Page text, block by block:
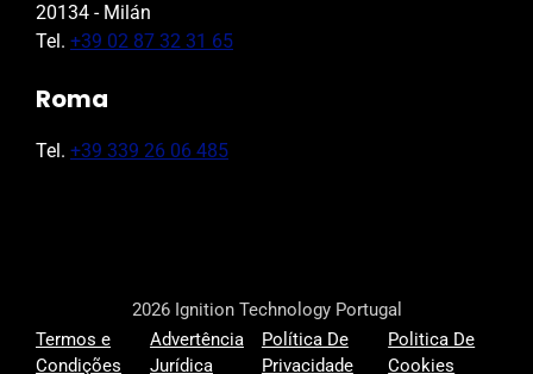
20134 - Milán
Tel. +39 02 87 32 31 65
Roma
Tel. +39 339 26 06 485
2026 Ignition Technology Portugal
Termos e
Condições
Advertência
Jurídica
Política De
Privacidade
Politica De
Cookies